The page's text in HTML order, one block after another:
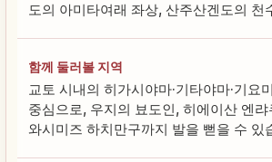
도의 아미타여래 좌상, 산주산겐도의 천
함께 둘러볼 지역
교토 시내의 히가시야마·기타야마·기요
중심으로, 우지의 뵤도인, 히에이산 엔
와시미즈 하치만구까지 발을 뻗을 수 있